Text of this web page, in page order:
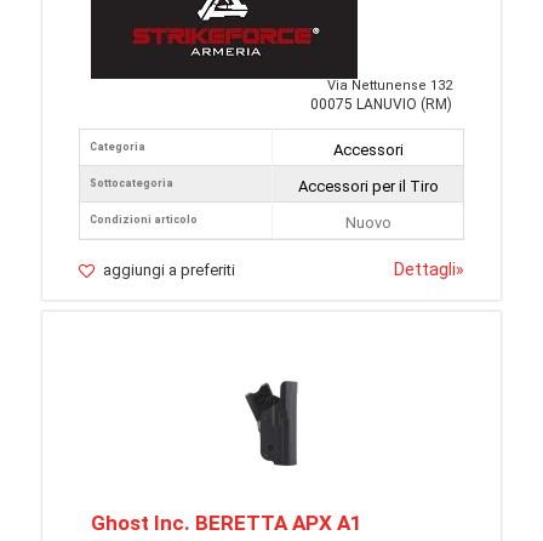
Via Nettunense 132
00075 LANUVIO (RM)
Categoria
Sottocategoria
Condizioni articolo
Accessori
Accessori per il Tiro
Nuovo
aggiungi a preferiti Dettagli»
Ghost Inc. BERETTA APX A1